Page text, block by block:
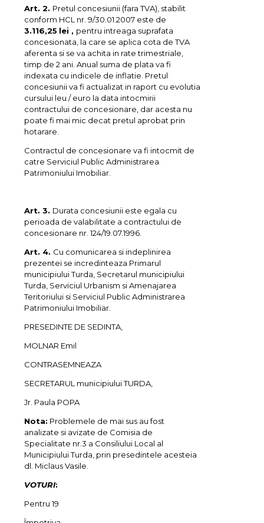
Art. 2. Pretul concesiunii (fara TVA), stabilit
conform HCL nr. 9/30.01.2007 este de
3.116,25 lei , pentru intreaga suprafata
concesionata, la care se aplica cota de TVA
aferenta si se va achita in rate trimestriale,
timp de 2 ani. Anual suma de plata va fi
indexata cu indicele de inflatie. Pretul
concesiunii va fi actualizat in raport cu evolutia
cursului leu / euro la data intocmirii
contractului de concesionare, dar acesta nu
poate fi mai mic decat pretul aprobat prin
hotarare.
Contractul de concesionare va fi intocmit de
catre Serviciul Public Administrarea
Patrimoniului Imobiliar.
Art. 3. Durata concesiunii este egala cu
perioada de valabilitate a contractului de
concesionare nr. 124/19.07.1996.
Art. 4. Cu comunicarea si indeplinirea
prezentei se incredinteaza Primarul
municipiului Turda, Secretarul municipiului
Turda, Serviciul Urbanism si Amenajarea
Teritoriului si Serviciul Public Administrarea
Patrimoniului Imobiliar.
PRESEDINTE DE SEDINTA,
MOLNAR Emil
CONTRASEMNEAZA
SECRETARUL municipiului TURDA,
Jr. Paula POPA
Nota: Problemele de mai sus au fost
analizate si avizate de Comisia de
Specialitate nr.3 a Consiliului Local al
Municipiului Turda, prin presedintele acesteia
dl. Miclaus Vasile.
VOTURI:
Pentru 19